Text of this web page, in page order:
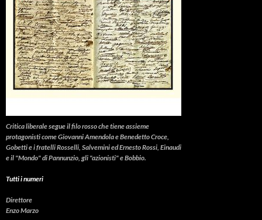
Critica liberalesegue il filo rosso che tiene assieme
protagonisti come Giovanni Amendola e Benedetto Croce,
Gobetti e i fratelli Rosselli, Salvemini ed Ernesto Rossi, Einaudi
e il "Mondo" di Pannunzio, gli "azionisti" e Bobbio.
Tutti i numeri
Direttore
Enzo Marzo